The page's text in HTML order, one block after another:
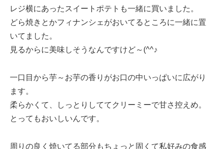
レジ横にあったスイートポテトも一緒に買いました。
どら焼きとかフィナンシェがおいてるところに一緒に置
いてました。
見るからに美味しそうなんですけど～(^^♪
一口目から芋～お芋の香りがお口の中いっぱいに広がり
ます。
柔らかくて、しっとりしててクリーミーで甘さ控えめ。
とってもおいしいんです。
周りの良く焼いてる部分もちょっと固くて私好みの食感